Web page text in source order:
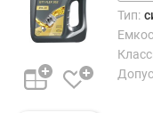
(
л
)
с
Тип: